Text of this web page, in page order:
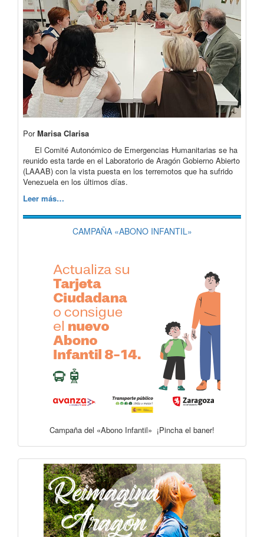
PorMarisa Clarisa
El Comité Autonómico de Emergencias Humanitarias se ha
reunido esta tarde en el Laboratorio de Aragón Gobierno Abierto
(LAAAB) con la vista puesta en los terremotos que ha sufrido
Venezuela en los últimos días.
Leer más…
CAMPAÑA «ABONO INFANTIL»
Campaña del «Abono Infantil» ¡Pincha el baner!